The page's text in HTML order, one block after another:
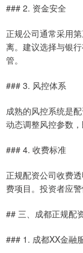
### 2. 资金安全
正规公司通常采用
离。建议选择与银
管。
### 3. 风控体系
成熟的风控系统是
动态调整风控参数
### 4. 收费标准
正规配资公司收费
费项目。投资者应警
## 三、成都正规配
### 1. 成都XX金融